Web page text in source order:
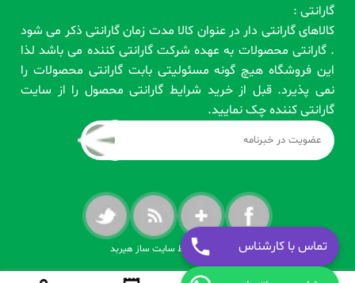
تماس با کارشناس
گارانتی :
کالاهای گارانتی دار در عنوان کالا مدت زمان گارانتی ذکر می شود
. گارانتی محصولات به عهده شرکت گارانتی کننده می باشد لذا
این فروشگاه هیچ گونه مسئولیتی بابت گارانتی محصولات را
نمی پذیرد. قبل از خرید شرایط گارانتی محصول را از سایت
گارانتی کننده چک نمایید.
طراحی شده توسط سایت ساز هیربد